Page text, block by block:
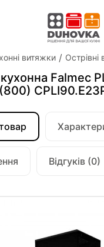
витяжки Острівні
Falmec
Відгуків (0)